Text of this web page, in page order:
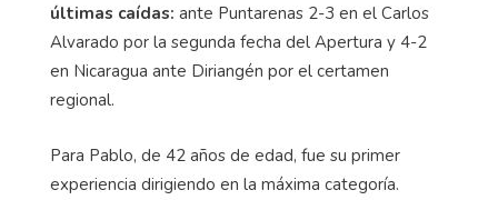
últimas caídas: ante Puntarenas 2-3 en el Carlos
Alvarado por la segunda fecha del Apertura y 4-2
en Nicaragua ante Diriangén por el certamen
regional.
Para Pablo, de 42 años de edad, fue su primer
experiencia dirigiendo en la máxima categoría.